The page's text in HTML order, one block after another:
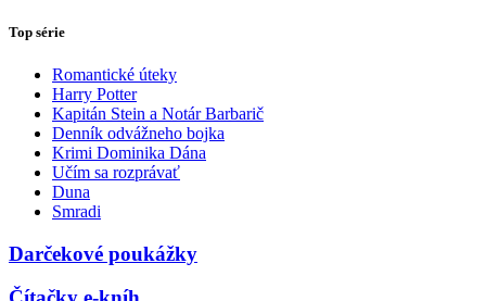
Top série
Romantické úteky
Harry Potter
Kapitán Stein a Notár Barbarič
Denník odvážneho bojka
Krimi Dominika Dána
Učím sa rozprávať
Duna
Smradi
Darčekové poukážky